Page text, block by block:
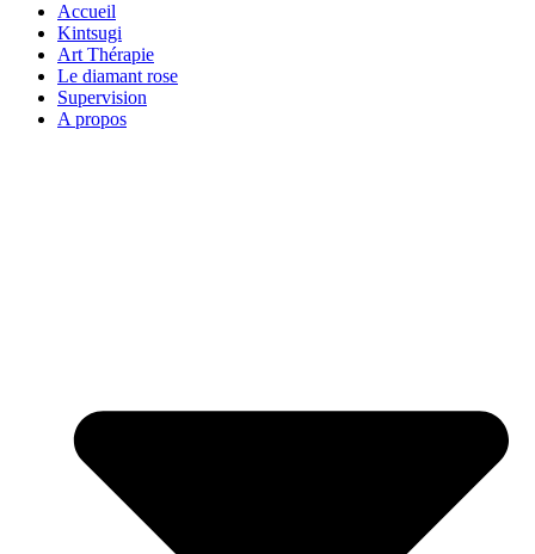
Accueil
Kintsugi
Art Thérapie
Le diamant rose
Supervision
A propos